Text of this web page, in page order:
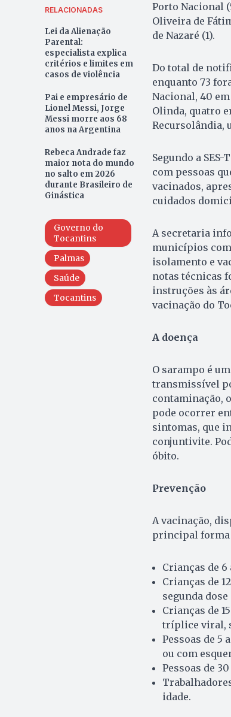
RELACIONADAS
Lei da Alienação
Parental:
especialista explica
critérios e limites em
casos de violência
Pai e empresário de
Lionel Messi, Jorge
Messi morre aos 68
anos na Argentina
Rebeca Andrade faz
maior nota do mundo
no salto em 2026
durante Brasileiro de
Ginástica
Governo do
Tocantins
Palmas
Saúde
Tocantins
Porto Nacional
Oliveira de
de Nazaré (1).
Do total de
enquanto 73
Nacional, 40
Olinda, quatro
Recursolândia,
Segundo a
com pessoas
vacinados,
cuidados
A secretaria
municípios
isolamento e
notas técnicas
instruções às
vacinação do
A doença
O sarampo é
transmissível
contaminação,
pode ocorrer
sintomas, que
conjuntivite.
óbito.
Prevenção
A vacinação,
principal forma
Crianças de 6
Crianças de
segunda
Crianças de
tríplice viral,
Pessoas de 5
ou com
Pessoas de
idade.